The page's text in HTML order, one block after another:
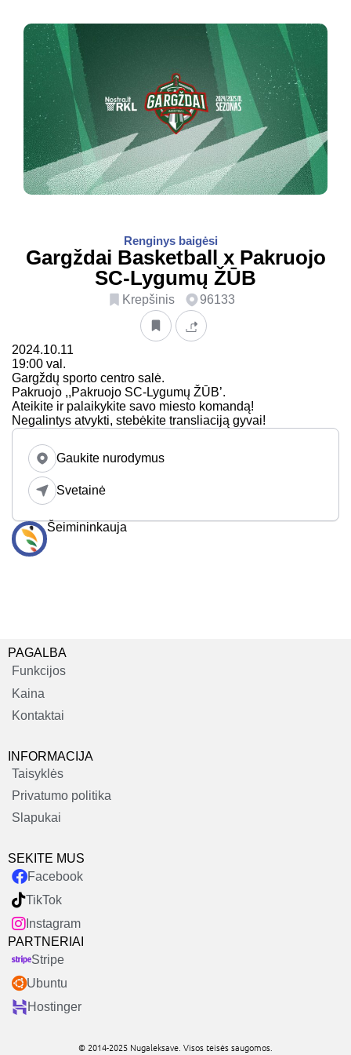
Renginys baigėsi
Gargždai Basketball x Pakruojo
SC-Lygumų ŽŪB
Krepšinis 96133
2024.10.11
19:00 val.
Gargždų sporto centro salė.
Pakruojo ,,Pakruojo SC-Lygumų ŽŪB’.
Ateikite ir palaikykite savo miesto komandą!
Negalintys atvykti, stebėkite transliaciją gyvai!
Gaukite nurodymus
Svetainė
Šeimininkauja
PAGALBA
Funkcijos
Kaina
Kontaktai
INFORMACIJA
Taisyklės
Privatumo politika
Slapukai
SEKITE MUS
Facebook
TikTok
Instagram
PARTNERIAI
Stripe
Ubuntu
Hostinger
© 2014-2025 Nugaleksave. Visos teisės saugomos.